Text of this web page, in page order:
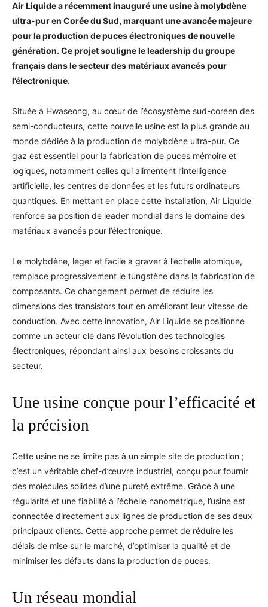
Air Liquide a récemment inauguré une usine à molybdène
ultra-pur en Corée du Sud, marquant une avancée majeure
pour la production de puces électroniques de nouvelle
génération. Ce projet souligne le leadership du groupe
français dans le secteur des matériaux avancés pour
l’électronique.
Située à Hwaseong, au cœur de l’écosystème sud-coréen des
semi-conducteurs, cette nouvelle usine est la plus grande au
monde dédiée à la production de molybdène ultra-pur. Ce
gaz est essentiel pour la fabrication de puces mémoire et
logiques, notamment celles qui alimentent l’intelligence
artificielle, les centres de données et les futurs ordinateurs
quantiques. En mettant en place cette installation, Air Liquide
renforce sa position de leader mondial dans le domaine des
matériaux avancés pour l’électronique.
Le molybdène, léger et facile à graver à l’échelle atomique,
remplace progressivement le tungstène dans la fabrication de
composants. Ce changement permet de réduire les
dimensions des transistors tout en améliorant leur vitesse de
conduction. Avec cette innovation, Air Liquide se positionne
comme un acteur clé dans l’évolution des technologies
électroniques, répondant ainsi aux besoins croissants du
secteur.
Une usine conçue pour l’efficacité et
la précision
Cette usine ne se limite pas à un simple site de production ;
c’est un véritable chef-d’œuvre industriel, conçu pour fournir
des molécules solides d’une pureté extrême. Grâce à une
régularité et une fiabilité à l’échelle nanométrique, l’usine est
connectée directement aux lignes de production de ses deux
principaux clients. Cette approche permet de réduire les
délais de mise sur le marché, d’optimiser la qualité et de
minimiser les défauts dans la production de puces.
Un réseau mondial